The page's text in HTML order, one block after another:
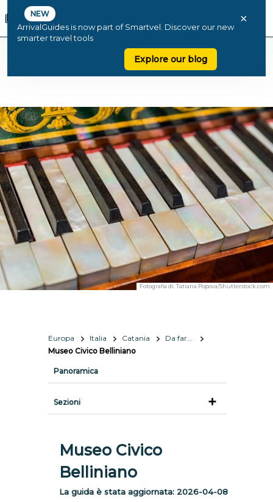
NEW
ArrivalGuides is now part of Smartvel. Discover our new
smarter travel tools
Explore our blog
×
Fotografia di:Tatiana Popova/Shutterstock.com
Europa Italia Catania
Da fare e vedere
Museo Civico Belliniano
Panoramica
Sezioni
Museo Civico
Belliniano
La guida è stata aggiornata: 2026-04-08